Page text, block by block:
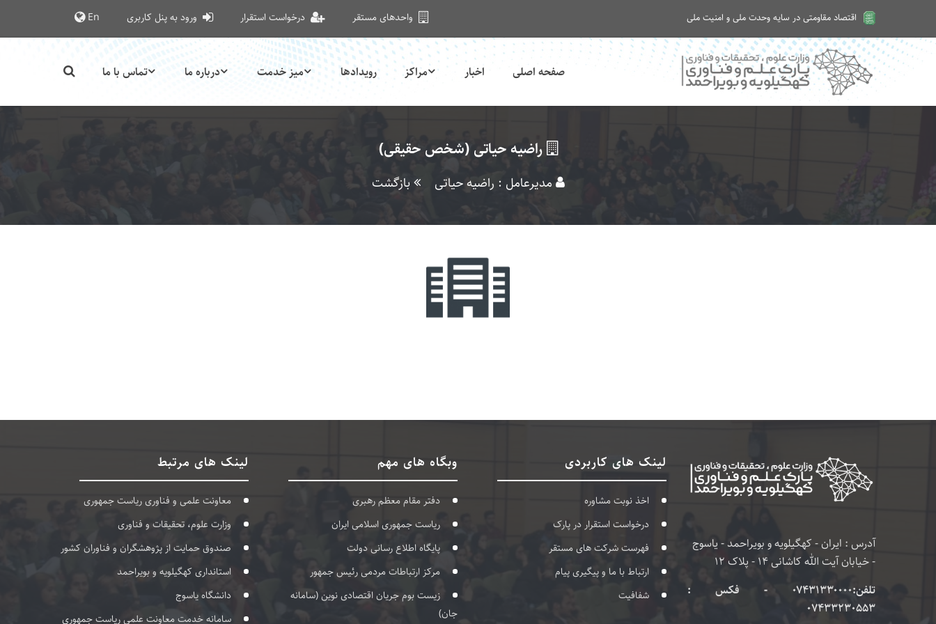
اقتصاد مقاومتی در سایه وحدت ملی و امنیت ملی
امروز شنبه ۱۷ مرداد ۱۴۰۵
واحدهای مستقر درخواست استقرار ورود به پنل کاربری En
صفحه اصلی اخبار مراکز رویدادها میز خدمت درباره ما تماس با ما
راضیه حیاتی (شخص حقیقی)
مدیرعامل : راضیه حیاتی بازگشت
آدرس : ایران - کهگیلویه و بویراحمد - یاسوج
- خیابان آیت الله کاشانی 14 - پلاک 12
تلفن:۰۷۴۳۱۳۳۰۰۰۰ - فکس :
07433230553
لینک های کاربردی
اخذ نوبت مشاوره
درخواست استقرار در پارک
فهرست شرکت های مستقر
ارتباط با ما و پیگیری پیام
شفافیت
وبگاه های مهم
دفتر مقام معظم رهبری
ریاست جمهوری اسلامی ایران
پایگاه اطلاع رسانی دولت
مرکز ارتباطات مردمی رئیس جمهور
زیست بوم جریان اقتصادی نوین (سامانه
جان)
لینک های مرتبط
معاونت علمی و فناوری ریاست جمهوری
وزارت علوم، تحقیقات و فناوری
صندوق حمایت از پژوهشگران و فناوران کشور
استانداری کهگیلویه و بویراحمد
دانشگاه یاسوج
سامانه خدمت معاونت علمی ریاست جمهوری